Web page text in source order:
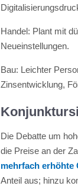
Handel: Plant mit
Neueinstellungen.
Bau: Leichter
Zinsentwicklung,
Die Debatte um
die Preise an der
mehrfach erhöhte
Anteil aus; hinzu